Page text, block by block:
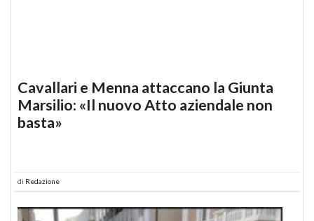
Cavallari e Menna attaccano la Giunta
Marsilio: «Il nuovo Atto aziendale non
basta»
di Redazione